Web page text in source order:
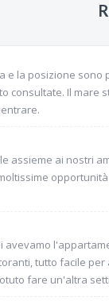
e la posizione
consultate. Il
assieme ai nostri
tutto facile
fare un'altra